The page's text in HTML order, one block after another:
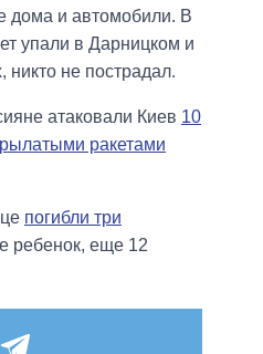
дома и автомобили. В
упали в Дарницком и
никто не пострадал.
атаковали Киев 10
ракетами
погибли три
ребенок, еще 12